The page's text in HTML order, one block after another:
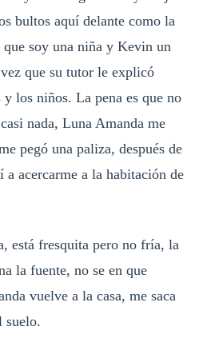
bultos aquí delante como la
soy una niña y Kevin un
que su tutor le explicó
los niños. La pena es que no
nada, Luna Amanda me
pegó una paliza, después de
a acercarme a la habitación de
está fresquita pero no fría, la
la fuente, no se en que
vuelve a la casa, me saca
suelo.